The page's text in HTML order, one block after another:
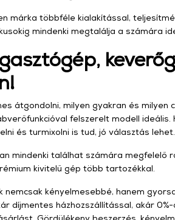
márka többféle kialakítással,
mindenki megtalálja a számára
átgondolni, milyen gyakran és milyen
felszerelt modell
és turmixolni is tud, jó választás lehet.
mindenki találhat számára
kivitelű gép több tartozékkal.
nemcsak kényelmesebbé, hanem
díjmentes házhozszállítással, akár
Gördülékeny beszerzés,